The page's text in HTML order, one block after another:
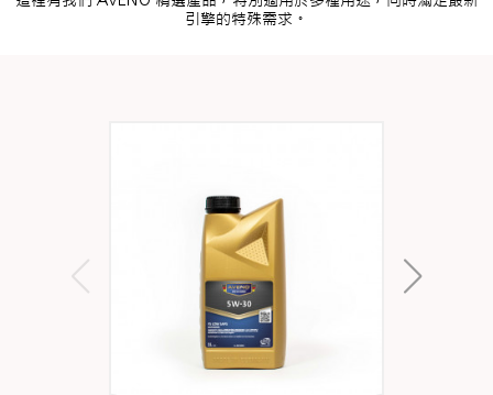
引擎的特殊需求。